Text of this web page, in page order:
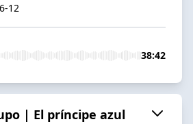
12
38:42
| El príncipe azul